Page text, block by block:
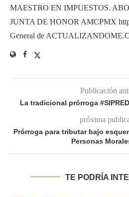
MAESTRO EN IMPUESTOS.
JUNTA DE HONOR AMCPMX
General de
Publicación
La tradicional prórroga
próxima
Prórroga para tributar bajo
Personas
TE PODRÍA